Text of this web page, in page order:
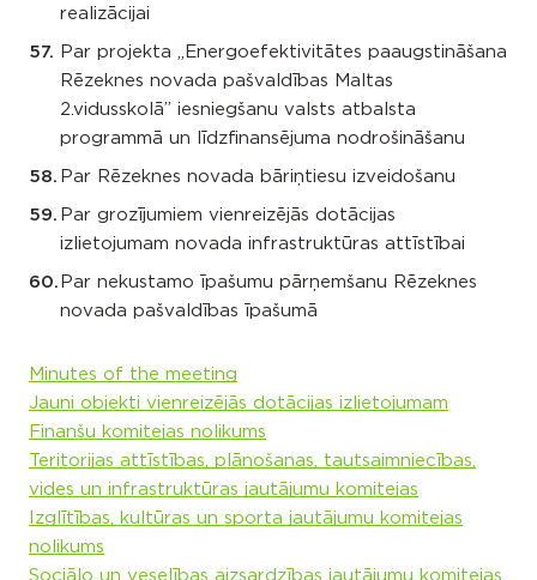
realizācijai
Par projekta „Energoefektivitātes paaugstināšana
Rēzeknes novada pašvaldības Maltas
2.vidusskolā” iesniegšanu valsts atbalsta
programmā un līdzfinansējuma nodrošināšanu
Par Rēzeknes novada bāriņtiesu izveidošanu
Par grozījumiem vienreizējās dotācijas
izlietojumam novada infrastruktūras attīstībai
Par nekustamo īpašumu pārņemšanu Rēzeknes
novada pašvaldības īpašumā
Minutes of the meeting
Jauni objekti vienreizējās dotācijas izlietojumam
Finanšu komitejas nolikums
Teritorijas attīstības, plānošanas, tautsaimniecības,
vides un infrastruktūras jautājumu komitejas
Izglītības, kultūras un sporta jautājumu komitejas
nolikums
Sociālo un veselības aizsardzības jautājumu komitejas